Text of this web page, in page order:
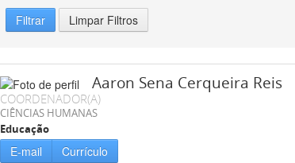
Filtrar Limpar Filtros
Aaron Sena Cerqueira Reis
COORDENADOR(A)
CIÊNCIAS HUMANAS
Educação
E-mail Currículo